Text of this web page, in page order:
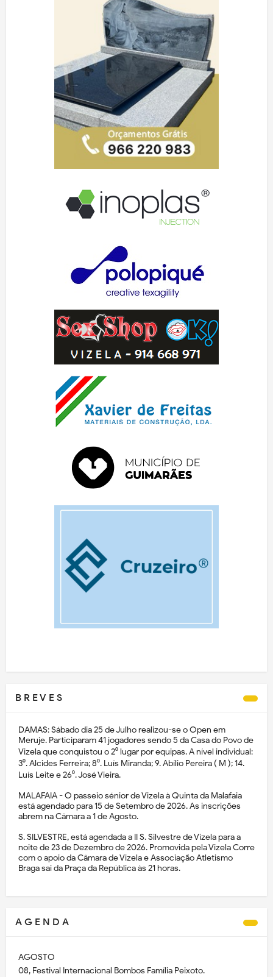
B R E V E S
DAMAS: Sábado dia 25 de Julho realizou-se o Open em
Meruje. Participaram 41 jogadores sendo 5 da Casa do Povo de
Vizela que conquistou o 2⁰ lugar por equipas. A nível individual:
3⁰. Alcides Ferreira; 8⁰. Luís Miranda; 9. Abílio Pereira ( M ); 14.
Luís Leite e 26⁰. José Vieira.
MALAFAIA - O passeio sénior de Vizela à Quinta da Malafaia
está agendado para 15 de Setembro de 2026. As inscrições
abrem na Câmara a 1 de Agosto.
S. SILVESTRE, está agendada a II S. Silvestre de Vizela para a
noite de 23 de Dezembro de 2026. Promovida pela Vizela Corre
com o apoio da Câmara de Vizela e Associação Atletismo
Braga sai da Praça da República às 21 horas.
A G E N D A
AGOSTO
08, Festival Internacional Bombos Família Peixoto.